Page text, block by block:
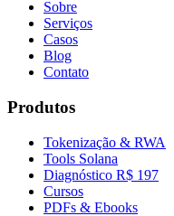
Sobre
Serviços
Casos
Blog
Contato
Produtos
Tokenização & RWA
Tools Solana
Diagnóstico R$ 197
Cursos
PDFs & Ebooks